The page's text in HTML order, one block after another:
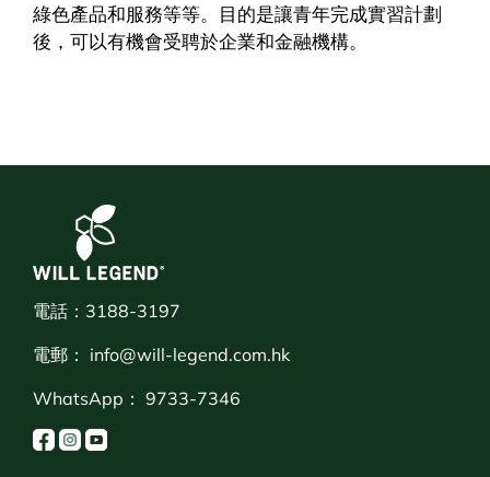
綠色產品和服務等等。目的是讓青年完成實習計劃
後，可以有機會受聘於企業和金融機構。
電話：3188-3197
電郵： info@will-legend.com.hk
WhatsApp： 9733-7346